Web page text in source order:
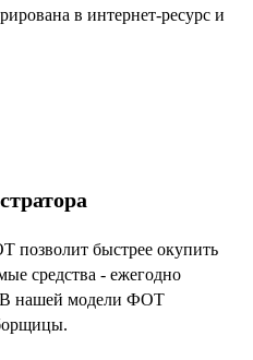
в интернет-ресурс и
позволит быстрее окупить
средства - ежегодно
В нашей модели ФОТ